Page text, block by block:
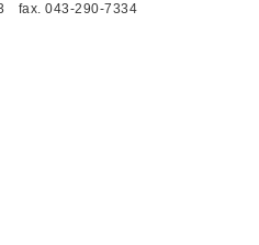
fax. 043-290-7334